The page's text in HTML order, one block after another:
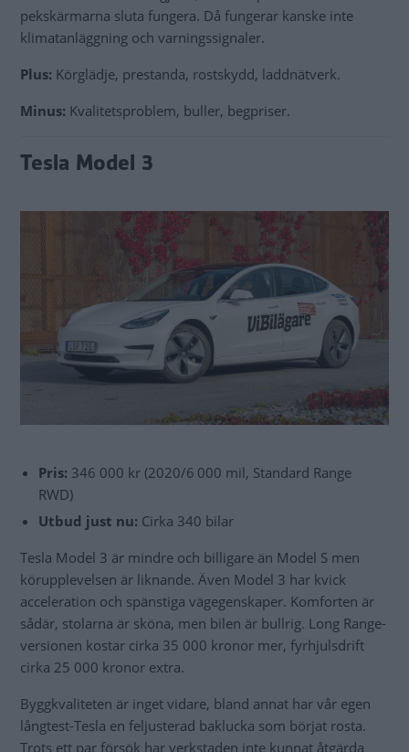
pekskärmarna sluta fungera. Då fungerar kanske inte
klimatanläggning och varningssignaler.
Plus: Körglädje, prestanda, rostskydd, laddnätverk.
Minus: Kvalitetsproblem, buller, begpriser.
Tesla Model 3
Pris: 346 000 kr (2020/6 000 mil, Standard Range
RWD)
Utbud just nu: Cirka 340 bilar
Tesla Model 3 är mindre och billigare än Model S men
körupplevelsen är liknande. Även Model 3 har kvick
acceleration och spänstiga vägegenskaper. Komforten är
sådär, stolarna är sköna, men bilen är bullrig. Long Range-
versionen kostar cirka 35 000 kronor mer, fyrhjulsdrift
cirka 25 000 kronor extra.
Byggkvaliteten är inget vidare, bland annat har vår egen
långtest-Tesla en feljusterad baklucka som börjat rosta.
Trots ett par försök har verkstaden inte kunnat åtgärda